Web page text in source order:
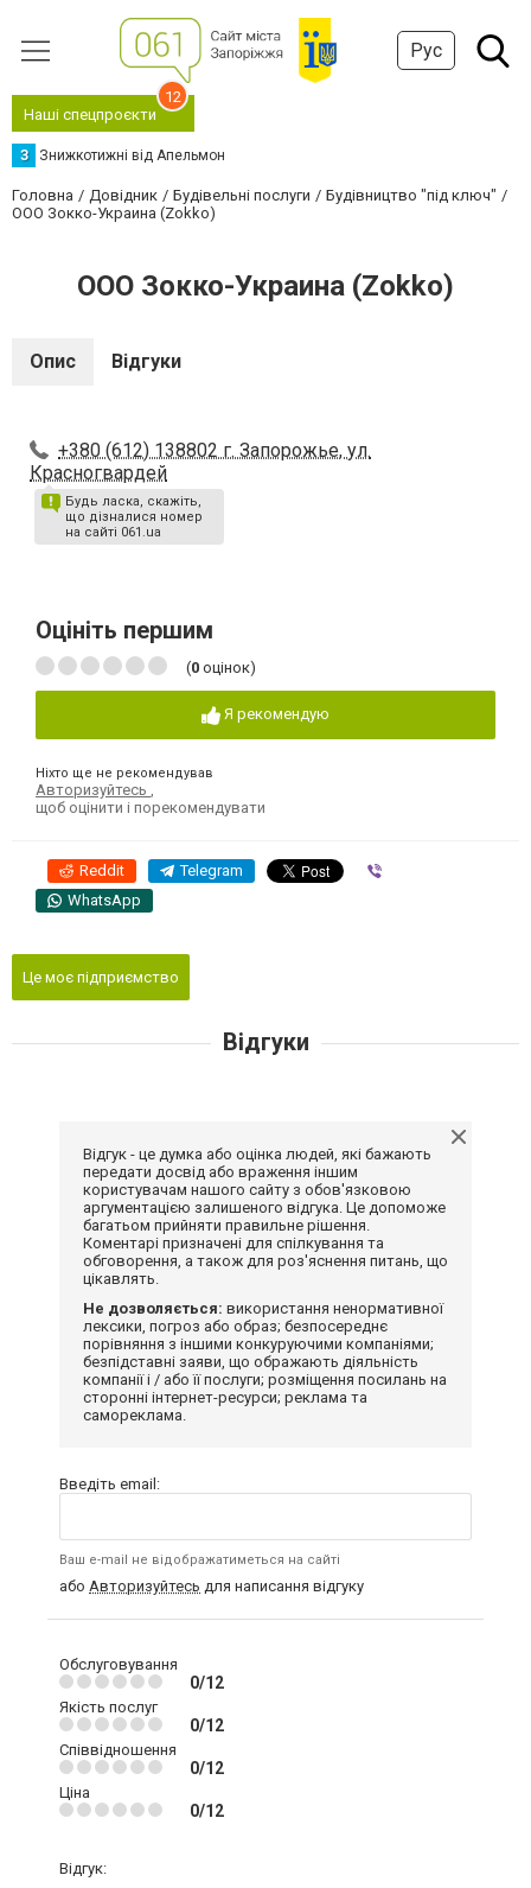
Рус
Наші спецпроєкти
12
З Знижкотижні від Апельмон
Головна Довідник Будівельні послуги
Будівництво "під ключ"
ООО Зокко-Украина (Zokko)
ООО Зокко-Украина (Zokko)
Опис Відгуки
+380 (612) 138802 г. Запорожье, ул.
Красногвардей
Будь ласка, скажіть,
що дізналися номер
на сайті 061.ua
Оцініть першим
(0 оцінок)
Я рекомендую
Ніхто ще не рекомендував
Авторизуйтесь
щоб оцінити і порекомендувати
Reddit Telegram
WhatsApp
Це моє підприємство
Відгуки
Відгук - це думка або оцінка людей, які бажають
передати досвід або враження іншим
користувачам нашого сайту з обов'язковою
аргументацією залишеного відгука. Це допоможе
багатьом прийняти правильне рішення.
Коментарі призначені для спілкування та
обговорення, а також для роз'яснення питань, що
цікавлять.
Не дозволяється: використання ненормативної
лексики, погроз або образ; безпосереднє
порівняння з іншими конкуруючими компаніями;
безпідставні заяви, що ображають діяльність
компанії і / або її послуги; розміщення посилань на
сторонні інтернет-ресурси; реклама та
самореклама.
Введіть email:
Ваш e-mail не відображатиметься на сайті
або Авторизуйтесь для написання відгуку
Обслуговування
0/12
Якість послуг
0/12
Співвідношення
0/12
Ціна
0/12
Відгук: